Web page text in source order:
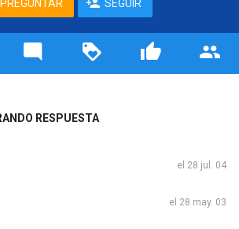
PREGUNTAR SEGUIR
RESPUESTA
el 28 jul. 04
el 28 may. 03